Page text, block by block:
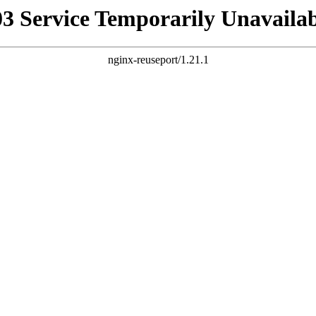
Service Temporarily
nginx-reuseport/1.21.1